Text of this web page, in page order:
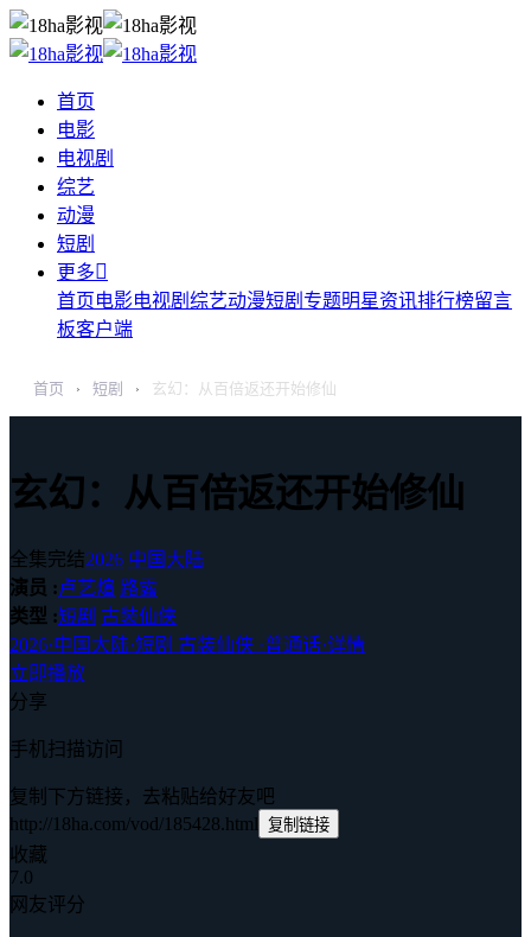
首页
电影
电视剧
综艺
动漫
短剧
更多
首页电影电视剧 综艺动漫短剧 专题明星资讯排行榜留言
板客户端
首页 › 短剧 › 玄幻：从百倍返还开始修仙
玄幻：从百倍返还开始修仙
全集完结2026 中国大陆
演员 :卢艺煊 路露
类型 :短剧 古装仙侠
2026·中国大陆·短剧 古装仙侠 ·普通话·详情
立即播放
分享
手机扫描访问
复制下方链接，去粘贴给好友吧
http://18ha.com/vod/185428.html 复制链接
收藏
7.0
网友评分